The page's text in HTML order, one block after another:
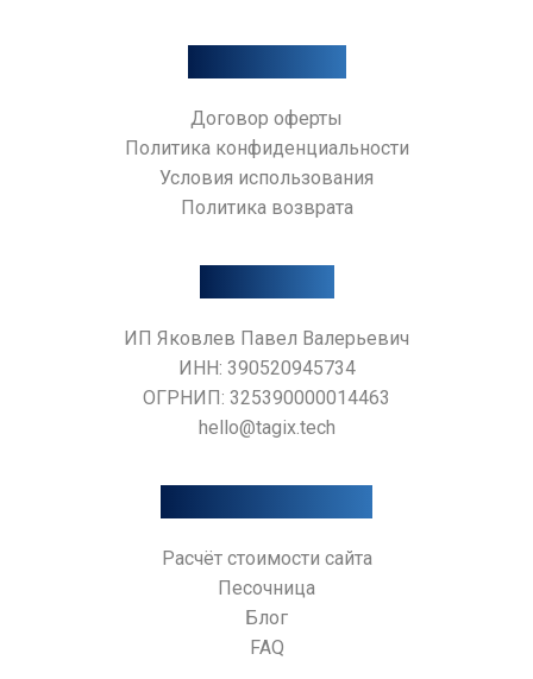
Договор оферты
Политика конфиденциальности
Условия использования
Политика возврата
ИП Яковлев Павел Валерьевич
ИНН: 390520945734
ОГРНИП: 325390000014463
hello@tagix.tech
Расчёт стоимости сайта
Песочница
Блог
FAQ
AI-АССИСТЕНТ TAGIX